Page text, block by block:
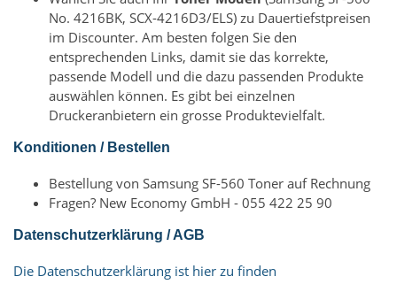
No. 4216BK, SCX-4216D3/ELS) zu Dauertiefstpreisen
im Discounter. Am besten folgen Sie den
entsprechenden Links, damit sie das korrekte,
passende Modell und die dazu passenden Produkte
auswählen können. Es gibt bei einzelnen
Druckeranbietern ein grosse Produktevielfalt.
Konditionen / Bestellen
Bestellung von Samsung SF-560 Toner auf Rechnung
Fragen? New Economy GmbH - 055 422 25 90
Datenschutzerklärung / AGB
Die Datenschutzerklärung ist hier zu finden